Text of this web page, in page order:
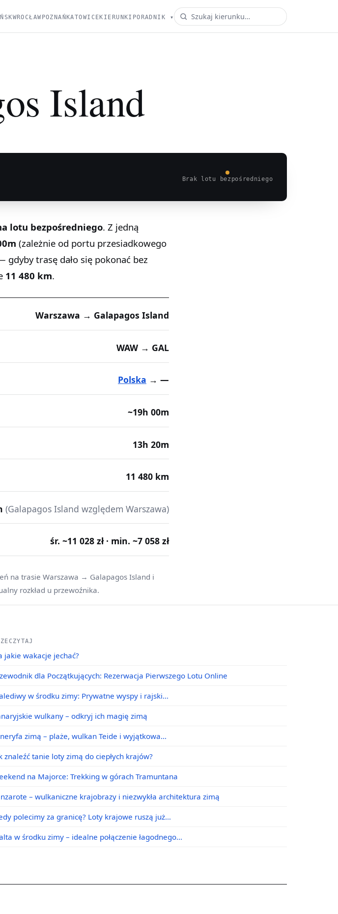
WROCŁAW POZNAŃKATOWICEKIERUNKI PORADNIK ▾
Island
Brak lotu bezpośredniego
lotu bezpośredniego. Z jedną
(zależnie od portu przesiadkowego
trasę dało się pokonać bez
11 480 km.
Warszawa → Galapagos Island
WAW → GAL
Polska → —
~19h 00m
13h 20m
11 480 km
(Galapagos Island względem Warszawa)
śr. ~11 028 zł · min. ~7 058 zł
na trasie Warszawa → Galapagos Island i
rozkład u przewoźnika.
jakie wakacje jechać?
dla Początkujących: Rezerwacja Pierwszego Lotu Online
w środku zimy: Prywatne wyspy i rajski…
wulkany – odkryj ich magię zimą
zimą – plaże, wulkan Teide i wyjątkowa…
znaleźć tanie loty zimą do ciepłych krajów?
na Majorce: Trekking w górach Tramuntana
– wulkaniczne krajobrazy i niezwykła architektura zimą
polecimy za granicę? Loty krajowe ruszą już…
w środku zimy – idealne połączenie łagodnego…